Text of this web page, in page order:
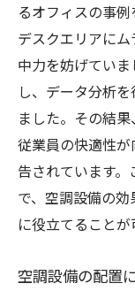
るオフィスの事
デスクエリアに
中力を妨げてい
し、データ分析
ました。その結
従業員の快適性
告されています
で、空調設備の
に役立てることが
空調設備の配置